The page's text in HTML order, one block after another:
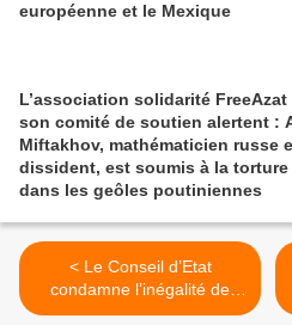
européenne et le Mexique
L’association solidarité FreeAzat
son comité de soutien alertent :
Miftakhov, mathématicien russe
dissident, est soumis à la torture
dans les geôles poutiniennes
< Le Conseil d’Etat
condamne l’inégalité de
traitement entre